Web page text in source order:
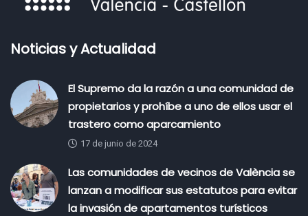
Noticias y Actualidad
El Supremo da la razón a una comunidad de
propietarios y prohíbe a uno de ellos usar el
trastero como aparcamiento
17 de junio de 2024
Las comunidades de vecinos de València se
lanzan a modificar sus estatutos para evitar
la invasión de apartamentos turísticos